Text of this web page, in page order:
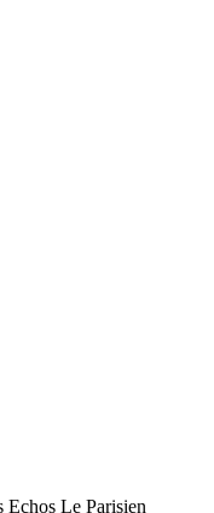
Le Parisien